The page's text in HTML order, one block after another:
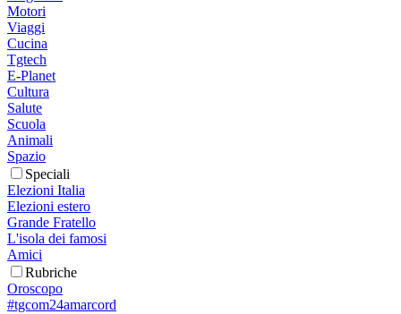
Motori
Viaggi
Cucina
Tgtech
E-Planet
Cultura
Salute
Scuola
Animali
Spazio
Speciali
Elezioni Italia
Elezioni estero
Grande Fratello
L'isola dei famosi
Amici
Rubriche
Oroscopo
#tgcom24amarcord